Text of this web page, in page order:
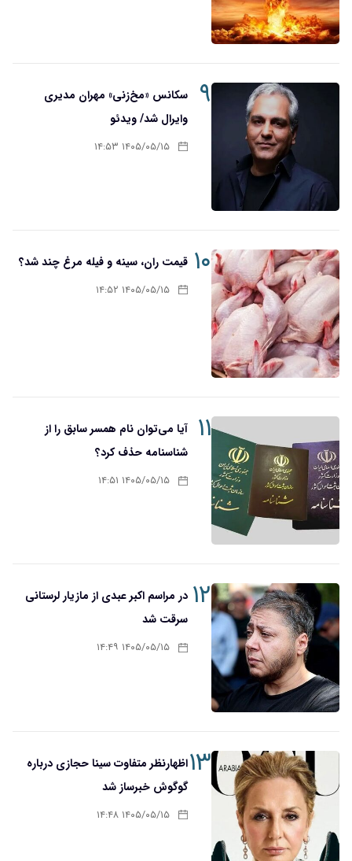
۹
سکانس «مخ‌زنی» مهران مدیری
وایرال شد/ ویدئو
۱۴۰۵/۰۵/۱۵ ۱۴:۵۳
۱۰ قیمت ران، سینه و فیله مرغ چند شد؟
۱۴۰۵/۰۵/۱۵ ۱۴:۵۲
۱۱
آیا می‌توان نام همسر سابق را از
شناسنامه حذف کرد؟
۱۴۰۵/۰۵/۱۵ ۱۴:۵۱
۱۲ در مراسم اکبر عبدی از مازیار لرستانی
سرقت شد
۱۴۰۵/۰۵/۱۵ ۱۴:۴۹
۱۳اظهارنظر متفاوت سینا حجازی درباره
گوگوش خبرساز شد
۱۴۰۵/۰۵/۱۵ ۱۴:۴۸